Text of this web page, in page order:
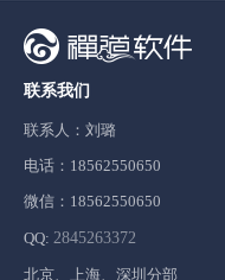
联系我们
联系人：刘璐
电话：18562550650
微信：18562550650
QQ: 2845263372
北京、上海、深圳分部